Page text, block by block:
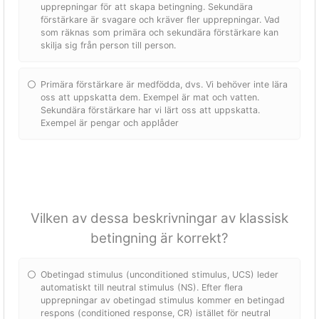
upprepningar för att skapa betingning. Sekundära
förstärkare är svagare och kräver fler upprepningar. Vad
som räknas som primära och sekundära förstärkare kan
skilja sig från person till person.
Primära förstärkare är medfödda, dvs. Vi behöver inte lära
oss att uppskatta dem. Exempel är mat och vatten.
Sekundära förstärkare har vi lärt oss att uppskatta.
Exempel är pengar och applåder
Vilken av dessa beskrivningar av klassisk
betingning är korrekt?
Obetingad stimulus (unconditioned stimulus, UCS) leder
automatiskt till neutral stimulus (NS). Efter flera
upprepningar av obetingad stimulus kommer en betingad
respons (conditioned response, CR) istället för neutral